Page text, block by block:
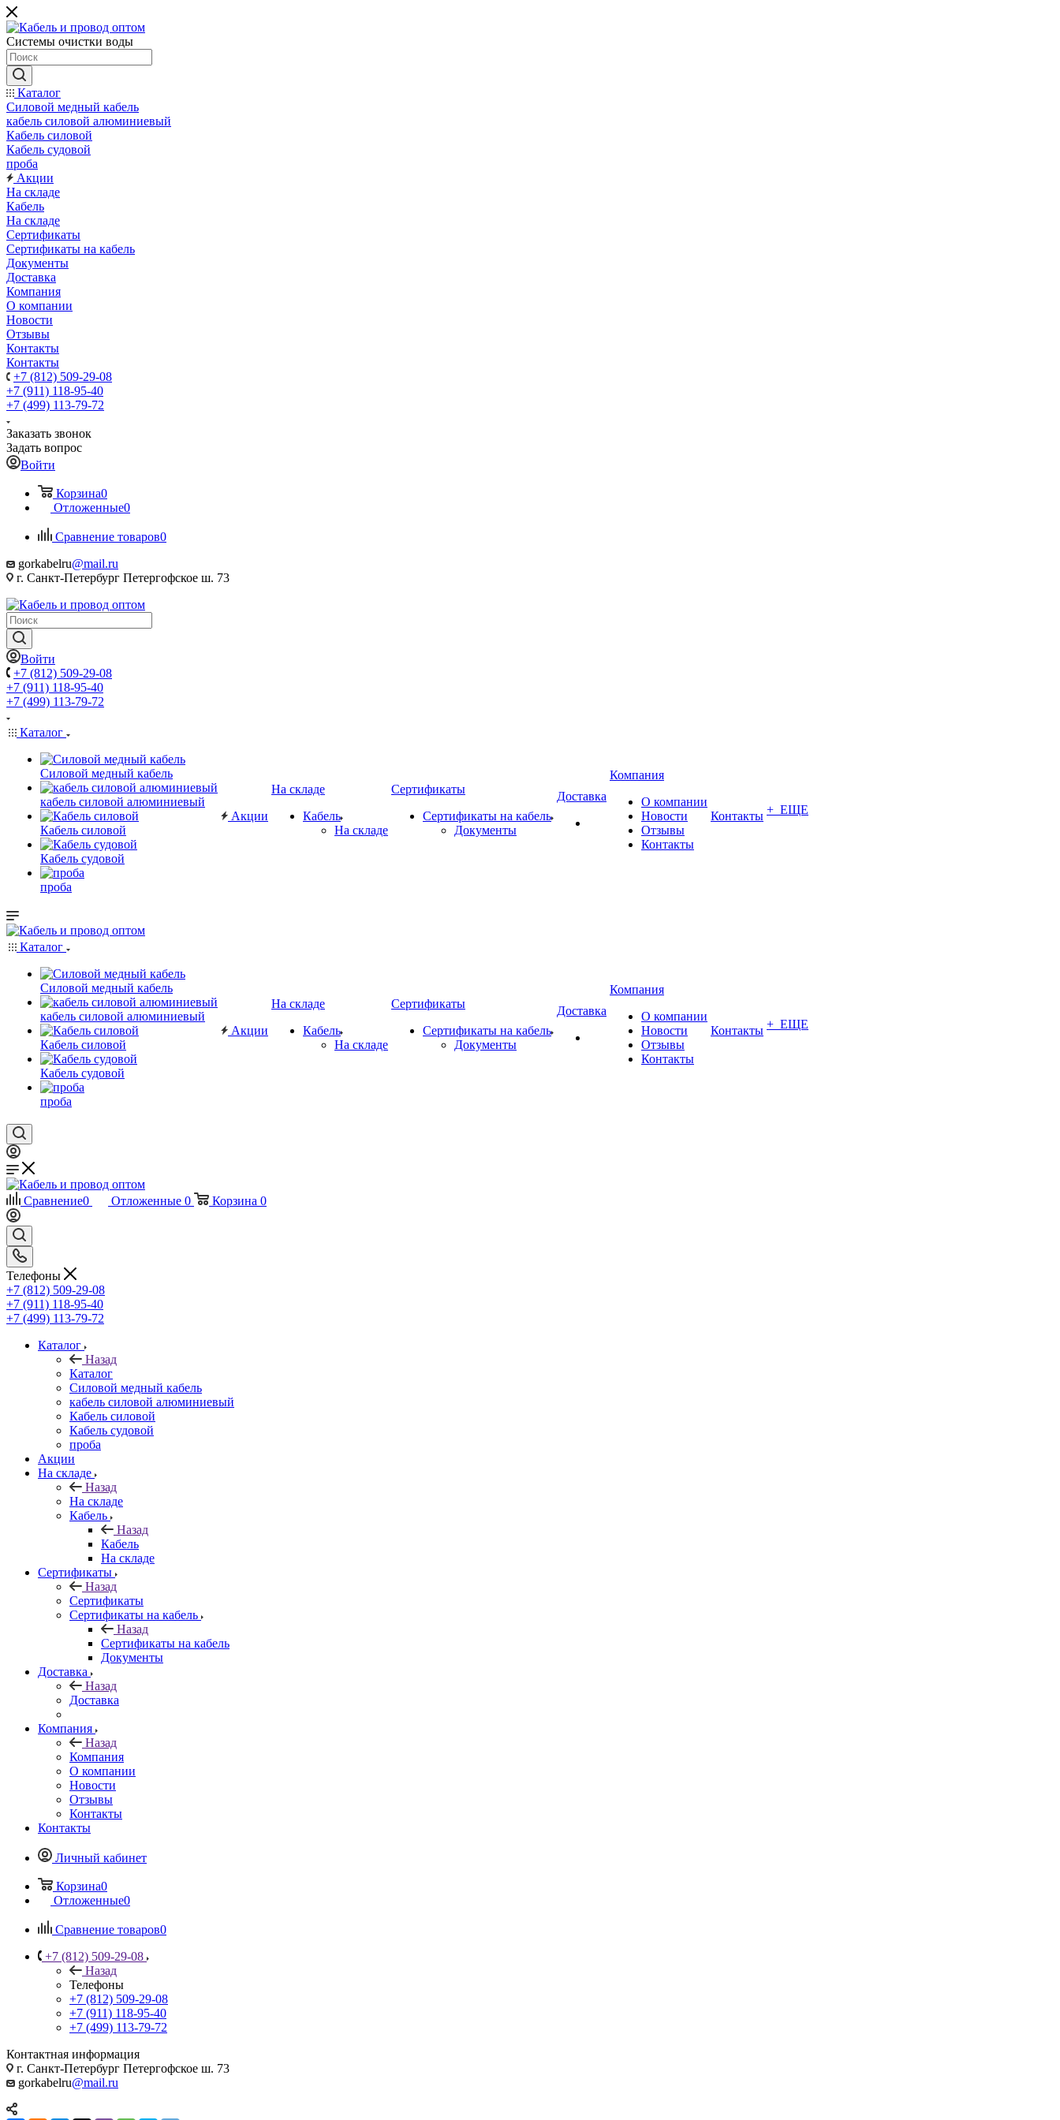
Системы очистки воды
Каталог
Силовой медный кабель
кабель силовой алюминиевый
Кабель силовой
Кабель судовой
проба
Акции
На складе
Кабель
На складе
Сертификаты
Сертификаты на кабель
Документы
Доставка
Компания
О компании
Новости
Отзывы
Контакты
Контакты
+7 (812) 509-29-08
+7 (911) 118-95-40
+7 (499) 113-79-72
Заказать звонок
Задать вопрос
Войти
Корзина0
Отложенные0
Сравнение товаров0
gorkabelru@mail.ru
г. Санкт-Петербург Петергофское ш. 73
Войти
+7 (812) 509-29-08
+7 (911) 118-95-40
+7 (499) 113-79-72
Каталог
Силовой медный кабель
кабель силовой алюминиевый
Кабель силовой
Кабель судовой
проба
Акции
На складе
Кабель
На складе
Сертификаты
Сертификаты на кабель
Документы
Доставка
Компания
О компании
Новости
Отзывы
Контакты
Контакты + ЕЩЕ
Каталог
Силовой медный кабель
кабель силовой алюминиевый
Кабель силовой
Кабель судовой
проба
Акции
На складе
Кабель
На складе
Сертификаты
Сертификаты на кабель
Документы
Доставка
Компания
О компании
Новости
Отзывы
Контакты
Контакты + ЕЩЕ
Сравнение0 Отложенные 0 Корзина 0
Телефоны
+7 (812) 509-29-08
+7 (911) 118-95-40
+7 (499) 113-79-72
Каталог
Назад
Каталог
Силовой медный кабель
кабель силовой алюминиевый
Кабель силовой
Кабель судовой
проба
Акции
На складе
Назад
На складе
Кабель
Назад
Кабель
На складе
Сертификаты
Назад
Сертификаты
Сертификаты на кабель
Назад
Сертификаты на кабель
Документы
Доставка
Назад
Доставка
Компания
Назад
Компания
О компании
Новости
Отзывы
Контакты
Контакты
Личный кабинет
Корзина0
Отложенные0
Сравнение товаров0
+7 (812) 509-29-08
Назад
Телефоны
+7 (812) 509-29-08
+7 (911) 118-95-40
+7 (499) 113-79-72
Контактная информация
г. Санкт-Петербург Петергофское ш. 73
gorkabelru@mail.ru